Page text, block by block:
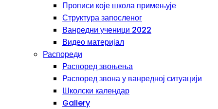
Прописи које школа примењује
Структура запосленог
Ванредни ученици 2022
Видео материјал
Распореди
Распоред звоњења
Распоред звона у ванредној ситуацији
Школски календар
Gallery